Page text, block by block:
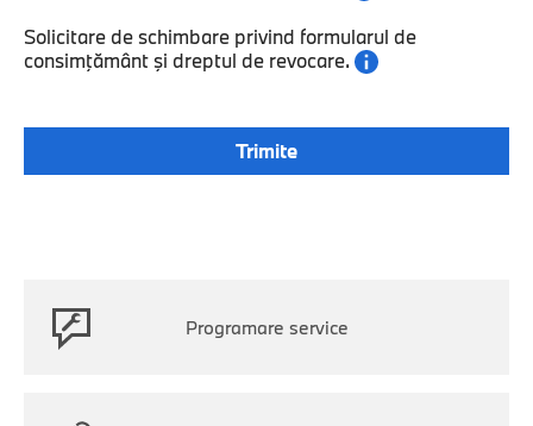
Solicitare de schimbare privind formularul de
consimţământ şi dreptul de revocare.
Programare service